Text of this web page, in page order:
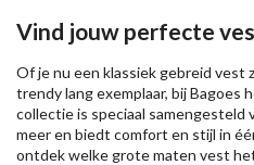
Vind jouw perfecte
Of je nu een klassiek gebreid vest
trendy lang exemplaar, bij Bagoes
collectie is speciaal samengesteld
meer en biedt comfort en stijl in
ontdek welke grote maten vest